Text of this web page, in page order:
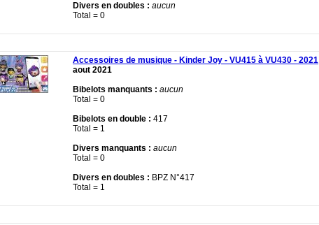
Divers en doubles : aucun
Total = 0
Accessoires de musique - Kinder Joy - VU415 à VU430 - 2021
aout 2021
Bibelots manquants : aucun
Total = 0
Bibelots en double : 417
Total = 1
Divers manquants : aucun
Total = 0
Divers en doubles : BPZ N°417
Total = 1